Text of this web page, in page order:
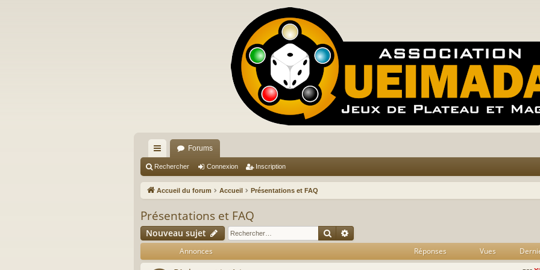
ac
co
ci
s
Forums
Rechercher Connexion Inscription
Accueil du forum Accueil Présentations et FAQ
Présentations et FAQ
Nouveau sujet Rechercher
Annonces Réponses Vues